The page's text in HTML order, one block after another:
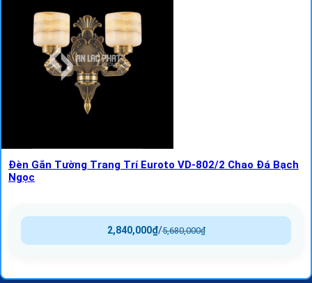
Đèn Gắn Tường Trang Trí Euroto VD-802/2 Chao Đá Bạch
Ngọc
5,680,000₫
/
2,840,000₫